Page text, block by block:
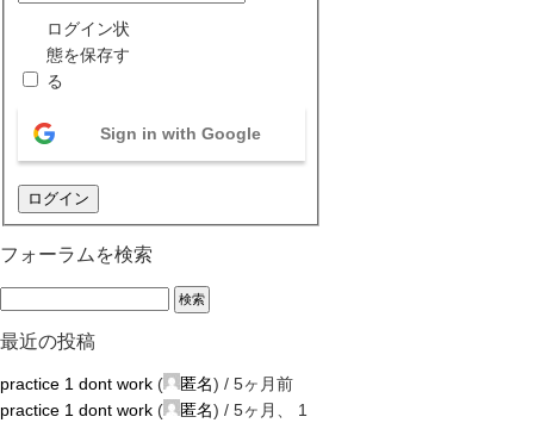
ログイン状
態を保存す
る
Sign in with Google
ログイン
フォーラムを検索
最近の投稿
practice 1 dont work ( 匿名) / 5ヶ月前
practice 1 dont work ( 匿名) / 5ヶ月、 1